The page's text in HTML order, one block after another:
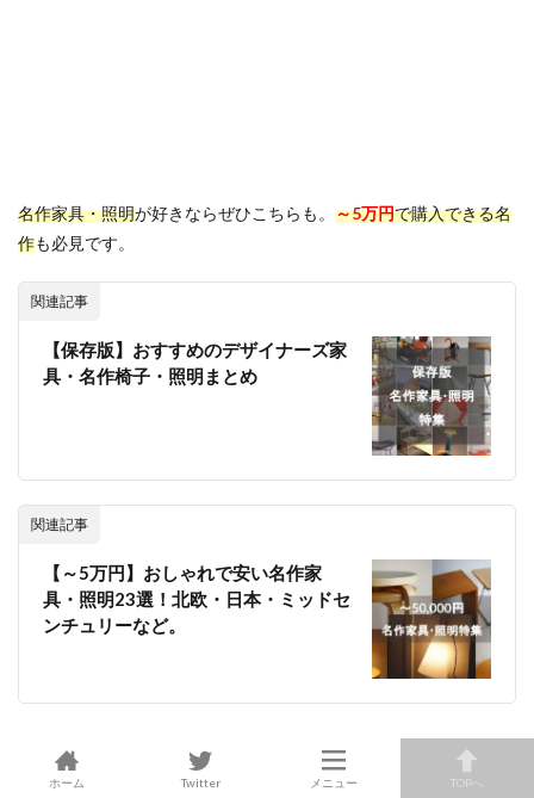
名作家具・照明が好きならぜひこちらも。 ～5万円で購入できる名
作も必見です。
関連記事
【保存版】おすすめのデザイナーズ家
具・名作椅子・照明まとめ
関連記事
【～5万円】おしゃれで安い名作家
具・照明23選！北欧・日本・ミッドセ
ンチュリーなど。
ホーム Twitter メニュー TOPへ